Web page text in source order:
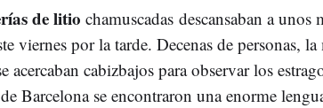
de litio chamuscadas descansaban a unos
viernes por la tarde. Decenas de personas,
acercaban cabizbajos para observar los
Barcelona se encontraron una enorme